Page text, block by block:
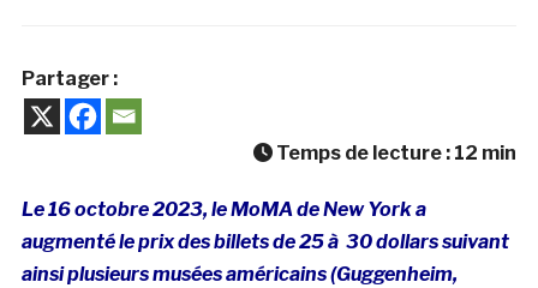
Partager :
Temps de lecture : 12 min
Le 16 octobre 2023, le MoMA de New York a
augmenté le prix des billets de 25 à 30 dollars suivant
ainsi plusieurs musées américains (Guggenheim,